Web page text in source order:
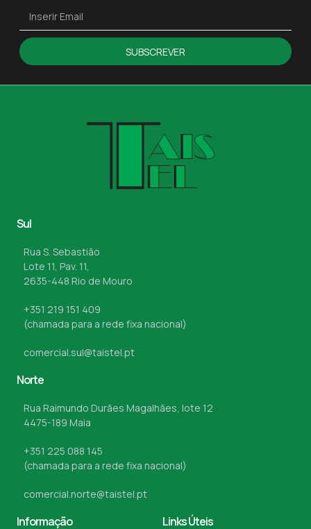
SUBSCREVER
Sul
Rua S. Sebastião
Lote 11, Pav. 11,
2635-448 Rio de Mouro
+351 219 151 409
(chamada para a rede fixa nacional)
comercial.sul@taistel.pt
Norte
Rua Raimundo Durães Magalhães, lote 12
4475-189 Maia
+351 225 088 145
(chamada para a rede fixa nacional)
comercial.norte@taistel.pt
Informação Links Úteis